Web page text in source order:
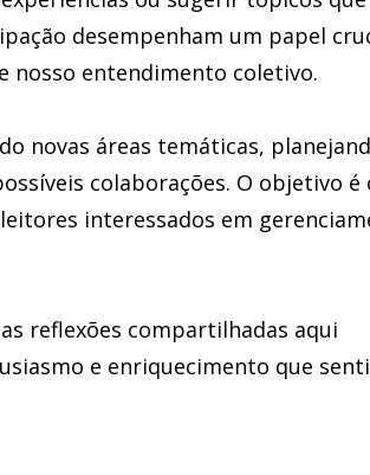
desempenham um papel
nosso entendimento coletivo.
novas áreas temáticas,
colaborações. O objetivo é
interessados em
reflexões compartilhadas aqui
e enriquecimento que senti